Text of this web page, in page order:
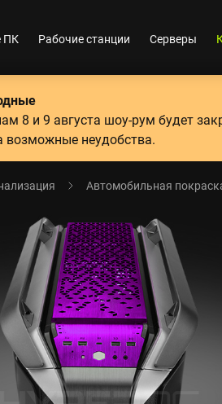
ПК
Рабочие станции Серверы
8 и 9 августа шоу-рум будет
возможные неудобства.
Автомобильная